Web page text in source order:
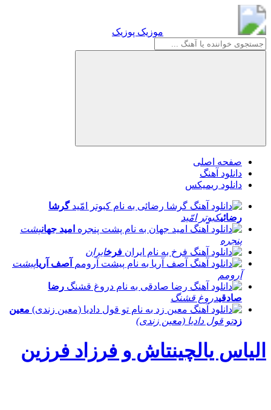
موزیک پوزیک
صفحه اصلی
دانلود آهنگ
دانلود ریمیکس
گرشا
رضائیکبوتر امّید
امید جهانپشت
پنجره
فرخایران
آصف آریاپیشت
آرومم
رضا
صادقیدروغ قشنگ
معین
زدتو قول دادیا (معین زندی)
الیاس یالچینتاش و فرزاد فرزین